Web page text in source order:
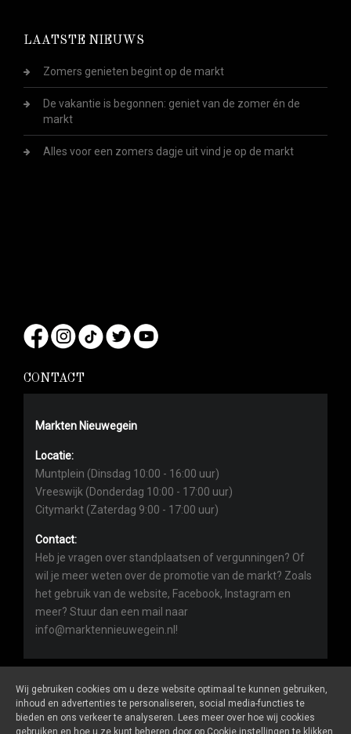
LAATSTE NIEUWS
Zomers genieten begint op de markt
De vakantie is begonnen: geniet van de zomer én de
markt
Alles voor een zomers dagje uit vind je op de markt
CONTACT
Markten Nieuwegein
Locatie:
Muntplein (Dinsdag 10:00 - 16:00 uur)
Vreeswijk (Donderdag 10:00 - 17:00 uur)
Citymarkt (Zaterdag 9:00 - 17:00 uur)
Contact:
Heb je vragen over standplaatsen of vergunningen? Of
wil je meer weten over de promotie van de markt? Zoals
het gebruik van de website, Facebook, Instagram en
meer? Stuur dan een mail naar
info@marktennieuwegein.nl!
Marktennieuwegein.nlis een website van De Markt Online
Wij gebruiken cookies om u deze website optimaal te kunnen gebruiken,
inhoud en advertenties te personaliseren, social media-functies te
bieden en ons verkeer te analyseren. Lees meer over hoe wij cookies
gebruiken en hoe u ze kunt beheren door op Cookie instellingen te klikken.